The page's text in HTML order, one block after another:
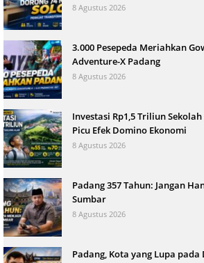
8 Agustus 2026
3.000 Pesepeda Meriahkan
Adventure-X Padang
8 Agustus 2026
Investasi Rp1,5 Triliun
Picu Efek Domino Ekonomi
8 Agustus 2026
Padang 357 Tahun: Jangan
Sumbar
8 Agustus 2026
Padang, Kota yang Lupa